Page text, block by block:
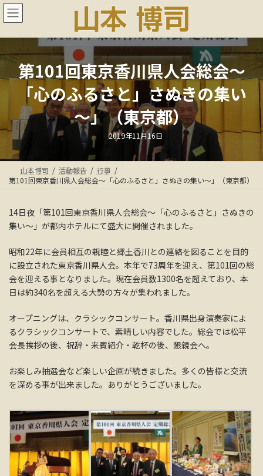
コ
ン
ン
ツ
ス
ナ
ビ
ー
シ
ン
第101回東京香川県人会総会～
「心のふるさと」さぬきの集い
～」（東京都）
最
終
日
時
:
2019年11月16日
山本博司 活動報告
行事
第101回東京香川県人会総会～「心のふるさと」さぬきの集い～」（東京都）
14日夜「第101回東京香川県人会総会～「心のふるさと」さぬきの
集い～」が都内ホテルにて盛大に開催されました。
昭和22年に会員相互の親睦と郷土香川との連絡を図ることを目的
に設立された東京香川県人会。本年で73周年を迎え、第101回の総
会を迎える事となりました。現在会員数1300名を超えており、本
日は約340名を超える大勢の方々が集われました。
オープニングは、クラシックコンサート。香川県出身演奏家によ
るクラシックコンサートで、素晴しい内容でした。総会では松平
会長挨拶の後、祝辞・来賓紹介・乾杯の後、懇親会へ。
お楽しみ抽選会など楽しい企画が続きました。多くの皆様と交流
を深める事が出来ました。ありがとうございました。